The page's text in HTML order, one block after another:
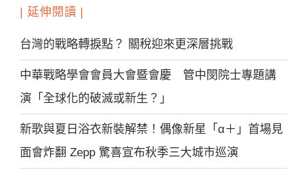
| 延伸閱讀 |
台灣的戰略轉捩點？ 關稅迎來更深層挑戰
中華戰略學會會員大會暨會慶 管中閔院士專題講
演「全球化的破滅或新生？」
新歌與夏日浴衣新裝解禁！偶像新星「α＋」首場見
面會炸翻 Zepp 驚喜宣布秋季三大城市巡演